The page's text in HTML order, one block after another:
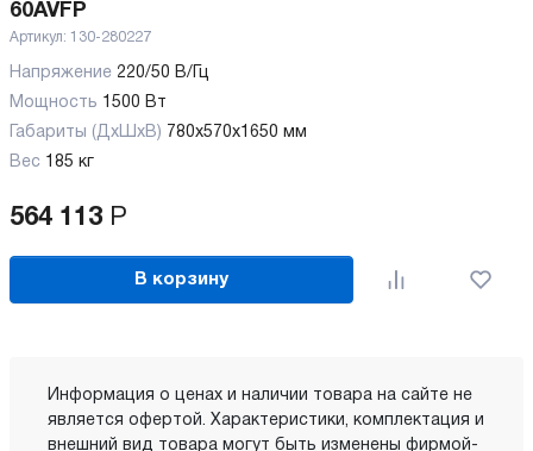
60AVFP
Артикул: 130-280227
Напряжение 220/50 В/Гц
Мощность 1500 Вт
Габариты (ДхШхВ) 780х570х1650 мм
Вес 185 кг
564 113 Р
В корзину
Информация о ценах и наличии товара на сайте не
является офертой. Характеристики, комплектация и
внешний вид товара могут быть изменены фирмой-